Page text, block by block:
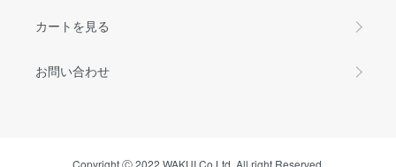
カートを見る
お問い合わせ